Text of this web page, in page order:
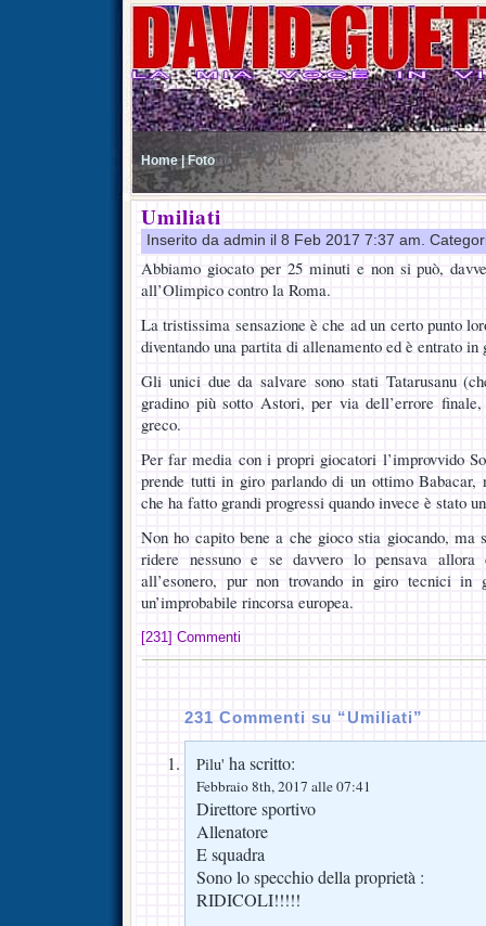
Home | Foto
Umiliati
Inserito da admin il 8 Feb 2017 7:37 am.
Abbiamo giocato per 25 minuti e non si può,
all’Olimpico contro la Roma.
La tristissima sensazione è che ad un certo punto
diventando una partita di allenamento ed è entrato
Gli unici due da salvare sono stati Tatarusanu
gradino più sotto Astori, per via dell’errore
greco.
Per far media con i propri giocatori l’improvvido
prende tutti in giro parlando di un ottimo Babacar,
che ha fatto grandi progressi quando invece è stato
Non ho capito bene a che gioco stia giocando, ma
ridere nessuno e se davvero lo pensava allora
all’esonero, pur non trovando in giro tecnici
un’improbabile rincorsa europea.
[231] Commenti
231 Commenti su “Umiliati”
Pilu' ha scritto:
Febbraio 8th, 2017 alle 07:41
Direttore sportivo
Allenatore
E squadra
Sono lo specchio della proprietà :
RIDICOLI!!!!!